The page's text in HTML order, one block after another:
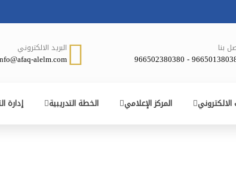
بنا
966501380380 -
البريد الالكتروني
alelm.com
الالكتروني المركز الإعلامي الخطة التدريبية إدارة